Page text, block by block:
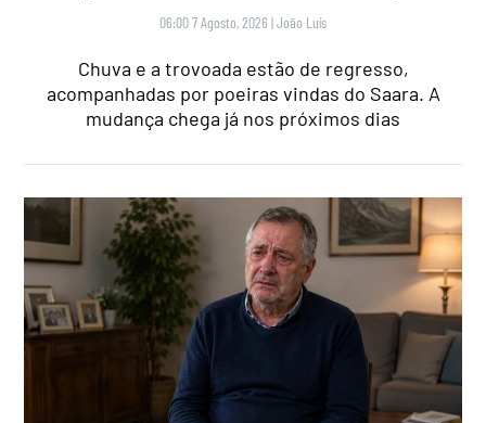
06:00 7 Agosto, 2026 |João Luís
Chuva e a trovoada estão de regresso,
acompanhadas por poeiras vindas do Saara. A
mudança chega já nos próximos dias